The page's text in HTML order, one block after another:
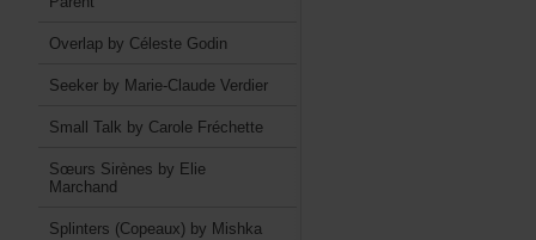
OverlapbyCélesteGodin
SeekerbyMarie-ClaudeVerdier
SmallTalkbyCaroleFréchette
SœursSirènesbyElie
Marchand
Splinters(Copeaux)byMishka